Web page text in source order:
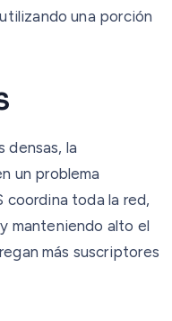
una porción
densas, la
un problema
coordina toda la red,
manteniendo alto el
más suscriptores